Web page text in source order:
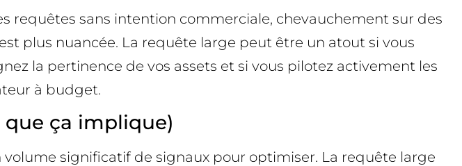
requêtes sans intention commerciale, chevauchement sur des
plus nuancée. La requête large peut être un atout si vous
la pertinence de vos assets et si vous pilotez activement les
à budget.
que ça implique)
significatif de signaux pour optimiser. La requête large